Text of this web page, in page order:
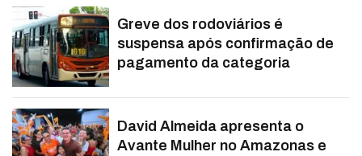
Greve dos rodoviários é
suspensa após confirmação de
pagamento da categoria
David Almeida apresenta o
Avante Mulher no Amazonas e